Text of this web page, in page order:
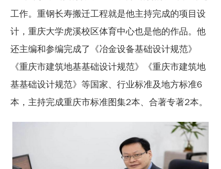
工作。重钢长寿搬迁工程就是他主持完成的项目设
计，重庆大学虎溪校区体育中心也是他的作品。他
还主编和参编完成了《冶金设备基础设计规范》
《重庆市建筑地基基础设计规范》《重庆市建筑地
基基础设计规范》等国家、行业标准及地方标准6
本，主持完成重庆市标准图集2本、合著专著2本。